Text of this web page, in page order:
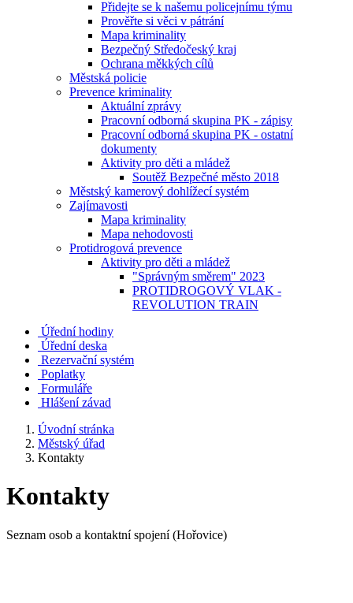
Přidejte se k našemu policejnímu týmu
Prověřte si věci v pátrání
Mapa kriminality
Bezpečný Středočeský kraj
Ochrana měkkých cílů
Městská policie
Prevence kriminality
Aktuální zprávy
Pracovní odborná skupina PK - zápisy
Pracovní odborná skupina PK - ostatní
dokumenty
Aktivity pro děti a mládež
Soutěž Bezpečné město 2018
Městský kamerový dohlížecí systém
Zajímavosti
Mapa kriminality
Mapa nehodovosti
Protidrogová prevence
Aktivity pro děti a mládež
"Správným směrem" 2023
PROTIDROGOVÝ VLAK -
REVOLUTION TRAIN
Úřední hodiny
Úřední deska
Rezervační systém
Poplatky
Formuláře
Hlášení závad
Úvodní stránka
Městský úřad
Kontakty
Kontakty
Seznam osob a kontaktní spojení (Hořovice)